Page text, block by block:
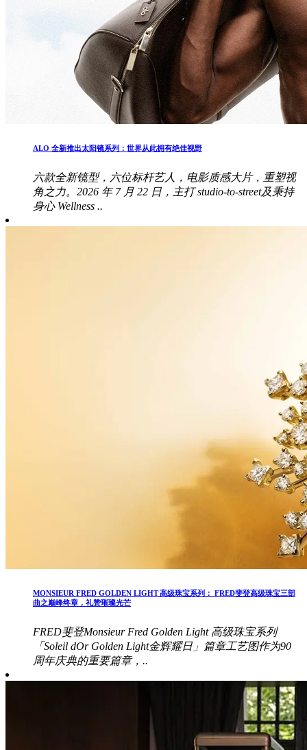
ALO 全新推出太阳镜系列：世界从此拥有绝佳视野
六款全新镜型，六位标杆艺人，电影质感大片，重塑视
角之力。2026 年 7 月 22 日，主打 studio-to-street及秉持
身心 Wellness ..
MONSIEUR FRED GOLDEN LIGHT 高级珠宝系列： FRED斐登高级珠宝三部
曲之巅峰终章，礼赞璀璨光芒
FRED斐登Monsieur Fred Golden Light 高级珠宝系列
「Soleil dOr Golden Light金辉耀日」篇章工艺图作为90
周年庆典的重要篇章，..